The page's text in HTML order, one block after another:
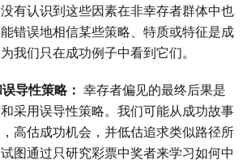
有认识到这些因素在非幸存者群体中也
错误地相信某些策略、特质或特征是成
我们只在成功例子中看到它们。
导性策略： 幸存者偏见的最终后果是
采用误导性策略。我们可能从成功故事
高估成功机会，并低估追求类似路径所
图通过只研究彩票中奖者来学习如何中